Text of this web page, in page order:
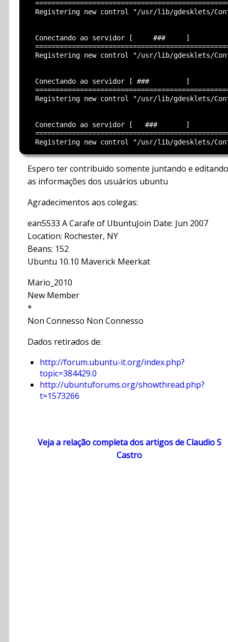
Registering new control "/usr/lib/gdesklets/
  Conectando ao servidor [     ###     ]
Registering new control "/usr/lib/gdesklets/
  Conectando ao servidor [ ###         ]
Registering new control "/usr/lib/gdesklets/
  Conectando ao servidor [   ###       ]
Espero ter contribuido somente juntando e editando
as informações dos usuários ubuntu
Agradecimentos aos colegas:
ean5533 A Carafe of UbuntuJoin Date: Jun 2007
Location: Rochester, NY
Beans: 152
Ubuntu 10.10 Maverick Meerkat
Mario_2010
New Member
*
Non Connesso Non Connesso
Dados retirados de:
http://forum.ubuntu-it.org/index.php?
topic=384429.0
http://ubuntuforums.org/showthread.php?
t=1573266
Veja a relação completa dos artigos de Claudio S
Castro